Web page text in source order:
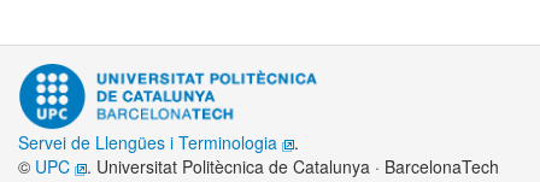
Servei de Llengües i Terminologia
.
© UPC . Universitat Politècnica de Catalunya · BarcelonaTech